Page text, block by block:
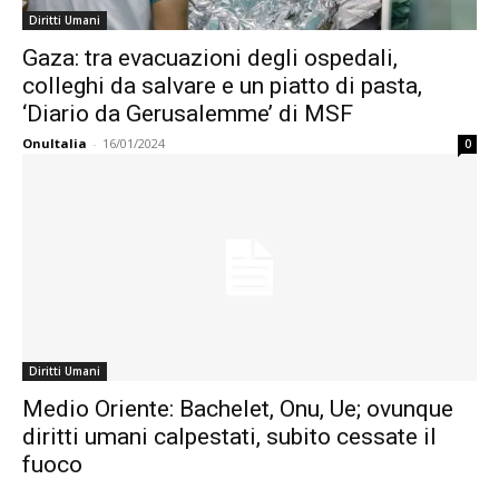
Diritti Umani
Gaza: tra evacuazioni degli ospedali,
colleghi da salvare e un piatto di pasta,
‘Diario da Gerusalemme’ di MSF
OnuItalia - 16/01/2024 0
Diritti Umani
Medio Oriente: Bachelet, Onu, Ue; ovunque
diritti umani calpestati, subito cessate il
fuoco